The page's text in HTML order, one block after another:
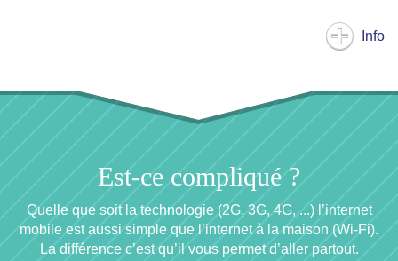
Info
Est-ce compliqué ?
Quelle que soit la technologie (2G, 3G, 4G, ...) l’internet
mobile est aussi simple que l’internet à la maison (Wi-Fi).
La différence c’est qu’il vous permet d’aller partout.